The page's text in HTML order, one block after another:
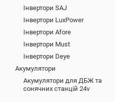
Інвертори SAJ
Інвертори LuxPower
Інвертори Afore
Інвертори Must
Інвертори Deye
Акумулятори
Акумулятори для ДБЖ та
сонячних станцій 24v